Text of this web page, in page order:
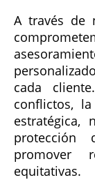
A través de
cada
conflictos,
estratégica,
promover
equitativas.